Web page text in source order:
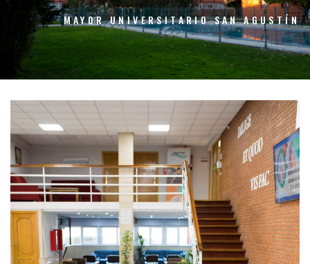
MAYOR UNIVERSITARIO SAN AGUSTÍN